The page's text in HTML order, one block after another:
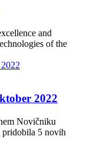
and
of the
2022
Novičniku
5 novih